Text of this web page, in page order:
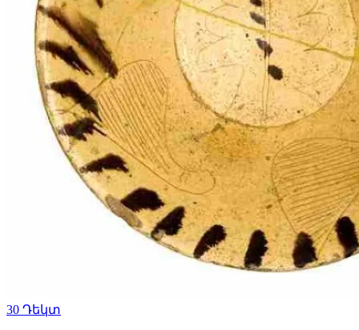
30 Դեկտ